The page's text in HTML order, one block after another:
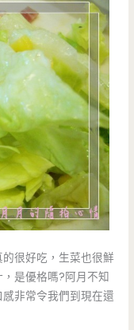
很好吃，生菜也很鮮
是優格嗎?阿月不知
非常令我們到現在還